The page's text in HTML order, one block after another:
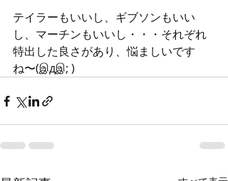
テイラーもいいし、ギブソンもいい
し、マーチンもいいし・・・それぞれ
特出した良さがあり、悩ましいです
ね〜(இдஇ; )